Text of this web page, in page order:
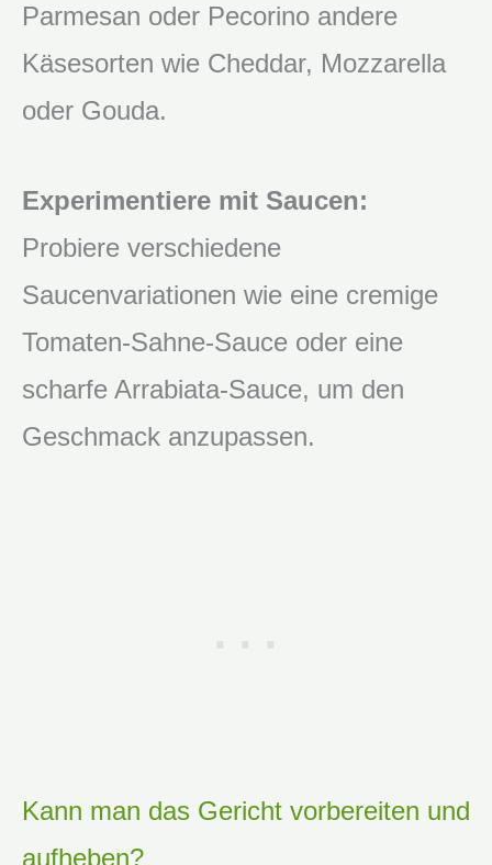
Parmesan oder Pecorino andere
Käsesorten wie Cheddar, Mozzarella
oder Gouda.
Experimentiere mit Saucen:
Probiere verschiedene
Saucenvariationen wie eine cremige
Tomaten-Sahne-Sauce oder eine
scharfe Arrabiata-Sauce, um den
Geschmack anzupassen.
Kann man das Gericht vorbereiten und
aufheben?